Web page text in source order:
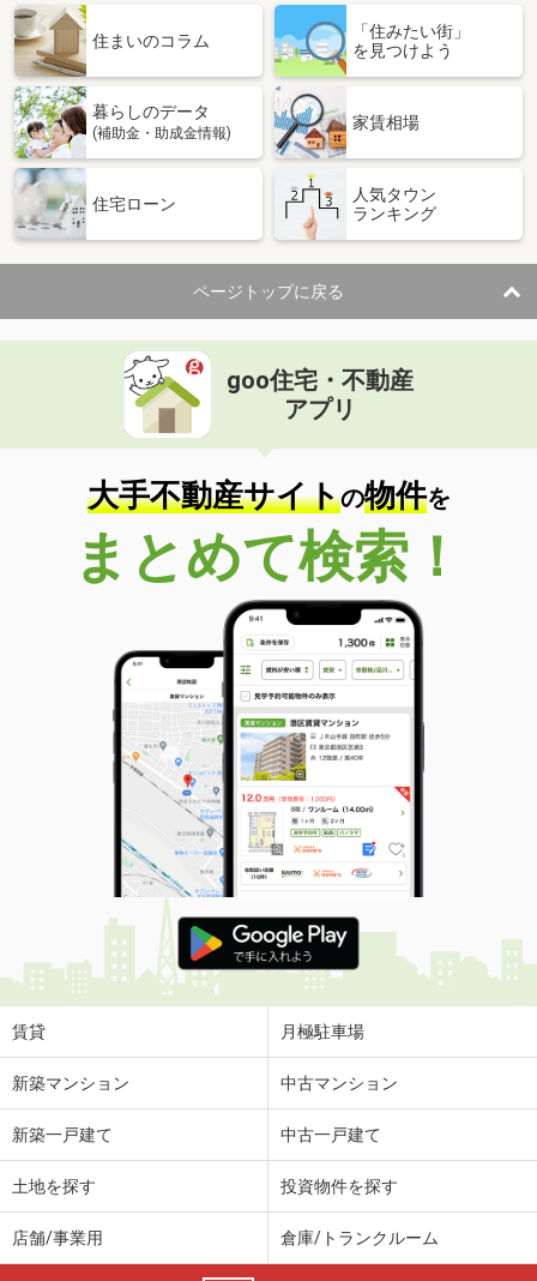
福島県福島市飯坂町字銀杏
4.10万円
福島県福島市飯坂町字銀杏
専有面積
32.43m²
間取り
ワンルーム
福島県郡山市安積町長久保１丁目
価 格
5.90万円
専有面積 42.37m²
間取り
1LDK
福島県いわき市錦町中迎２丁目
価 格
福島県いわき市錦町中迎２丁目
専有面積
40.56m²
間取り
1LDK
福島県郡山市西ノ内１丁目
6.50万円
福島県郡山市西ノ内１丁目
専有面積 37.38m²
間取り
1LDK
福島県二本松市藤之前
価 格
4.25万円
住 所
福島県二本松市藤之前
専有面積 45.72m²
間取り
1LDK
福島県福島市宮代字屋敷畑
価 格
6.70万円
福島県二本松市根崎２丁目
価 格
3.50万円
福島県二本松市根崎２丁目
専有面積 42.2m²
住まいのコラム
「住みたい街」
を見つけよう
暮らしのデータ
(補助金・助成金情報)
家賃相場
住宅ローン
人気タウン
ランキング
ページトップに戻る
goo住宅・不動産
アプリ
大手不動産サイトの物件を
まとめて検索！
賃貸 月極駐車場
新築マンション 中古マンション
新築一戸建て 中古一戸建て
土地を探す 投資物件を探す
店舗/事業用 倉庫/トランクルーム